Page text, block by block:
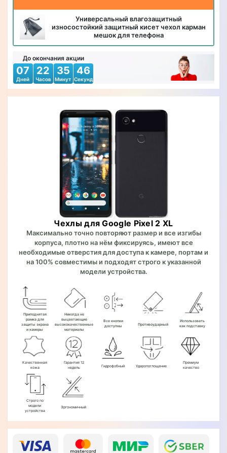
Универсальный влагозащитный
износостойкий защитный кисет чехол карман
мешок для телефона
До окончания акции
07
Дней
22
Часов
35
Минут
45
Секунд
Чехлы для Google Pixel 2 XL
Максимально точно повторяют размер и все изгибы
корпуса, плотно на нём фиксируясь, имеют все
необходимые отверстия для доступа к камере, портам и
на 100% совместимы и подходят строго к указанной
модели устройства.
Приподнятая
рамка для
защиты экрана
и камеры
Никогда не
выцветающие
высококачественные
материалы
Все кнопки
доступны
Противоударный
Использовать
как подставку
Качественная
кожа
Гарантия 12
недель
Гидрофобный Ударопоглощение
Премиум
качество
Строго по
модели
устройства
Эргономичный